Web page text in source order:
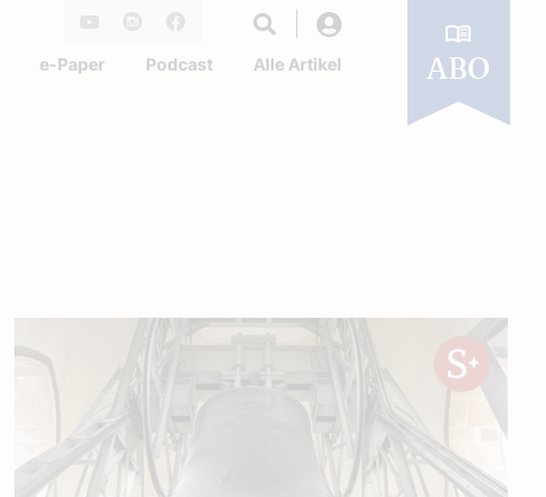
Facebook
e-Paper Podcast Alle Artikel ABO